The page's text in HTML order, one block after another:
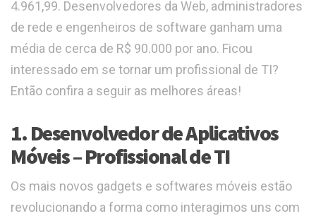
4.961,99. Desenvolvedores da Web, administradores
de rede e engenheiros de software ganham uma
média de cerca de R$ 90.000 por ano. Ficou
interessado em se tornar um profissional de TI?
Então confira a seguir as melhores áreas!
1. Desenvolvedor de Aplicativos
Móveis – Profissional de TI
Os mais novos gadgets e softwares móveis estão
revolucionando a forma como interagimos uns com